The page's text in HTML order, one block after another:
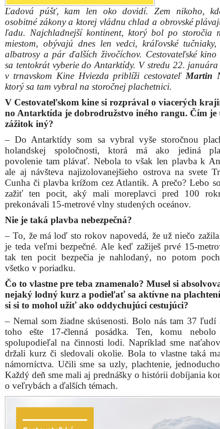
Ľadová púšť, kam len oko dovidí. Zem nikoho,
osobitné zákony a ktorej vládnu chlad a obrovské
ľadu. Najchladnejší kontinent, ktorý bol po storočia
miestom, obývajú dnes len vedci, kráľovské tučniaky,
albatrosy a pár ďalších živočíchov. Cestovateľské kino
sa tentokrát vyberie do Antarktídy. V stredu 22.
v trnavskom Kine Hviezda priblíži cestovateľ Martin
ktorý sa tam vybral na storočnej plachetnici.
V Cestovateľskom kine si rozprával o viacerých
no Antarktída je dobrodružstvo iného rangu. Čím je
zážitok iný?
– Do Antarktídy som sa vybral vyše storočnou
holandskej spoločnosti, ktorá má ako jediná
povolenie tam plávať. Nebola to však len plavba k
ale aj návšteva najizolovanejšieho ostrova na svete
Cunha či plavba krížom cez Atlantik. A prečo? Lebo
zažiť ten pocit, aký mali moreplavci pred 100
prekonávali 15-metrové vlny studených oceánov.
Nie je taká plavba nebezpečná?
– To, že má loď sto rokov napovedá, že už niečo
je teda veľmi bezpečné. Ale keď zažiješ prvé 15-
tak ten pocit bezpečia je nahlodaný, no potom
všetko v poriadku.
Čo to vlastne pre teba znamenalo? Musel si
nejaký lodný kurz a podieľať sa aktívne na
si si to mohol užiť ako oddychujúci cestujúci?
– Nemal som žiadne skúsenosti. Bolo nás tam 37 ľudí
toho ešte 17-členná posádka. Ten, komu
spolupodieľal na činnosti lodi. Napríklad sme
držali kurz či sledovali okolie. Bola to vlastne taká
námorníctva. Učili sme sa uzly, plachtenie,
Každý deň sme mali aj prednášky o histórii dobíjania
o veľrybách a ďalších témach.